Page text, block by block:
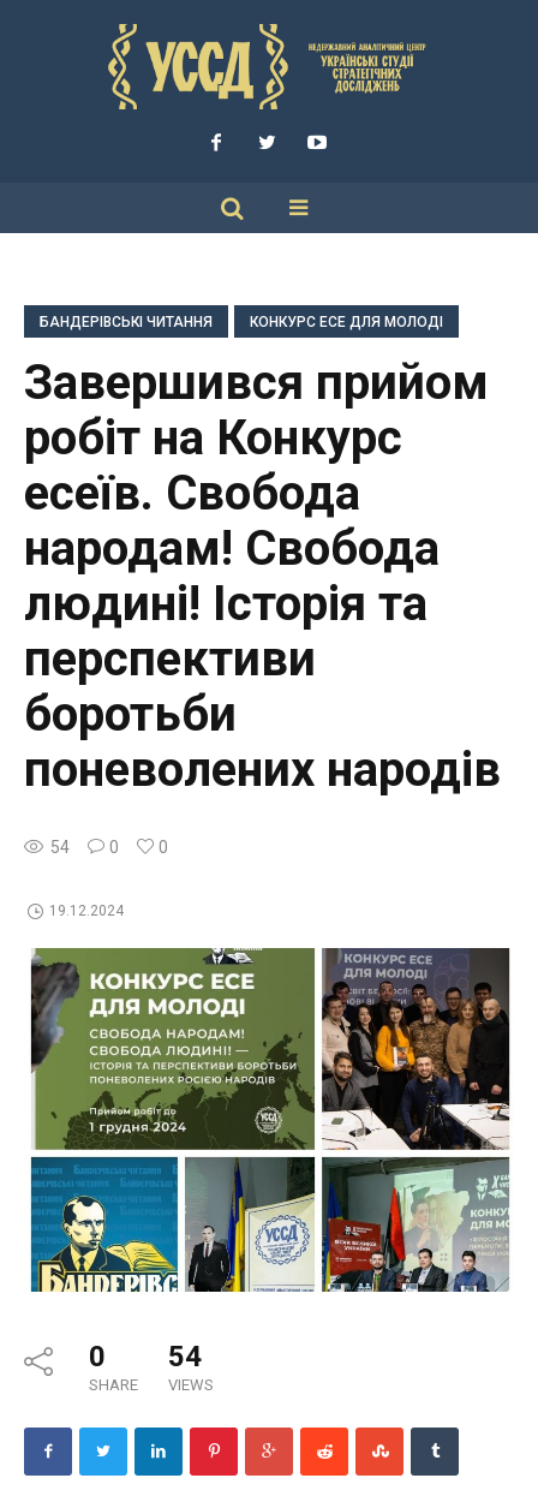
БАНДЕРІВСЬКІ ЧИТАННЯ КОНКУРС ЕСЕ ДЛЯ МОЛОДІ
Завершився прийом
робіт на Конкурс
есеїв. Свобода
народам! Свобода
людині! Історія та
перспективи
боротьби
поневолених народів
54 0 0
19.12.2024
0
SHARE
54
VIEWS